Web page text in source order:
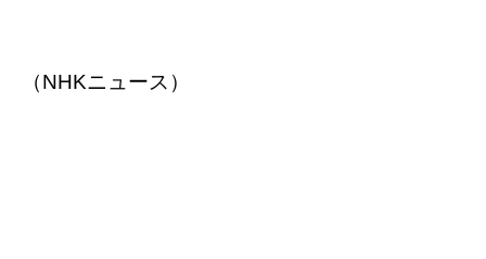
（NHKニュース）